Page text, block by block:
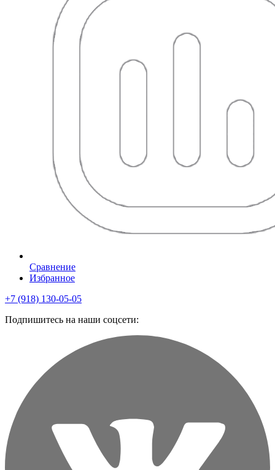
Сравнение
Избранное
+7 (918) 130-05-05
Подпишитесь на наши соцсети: